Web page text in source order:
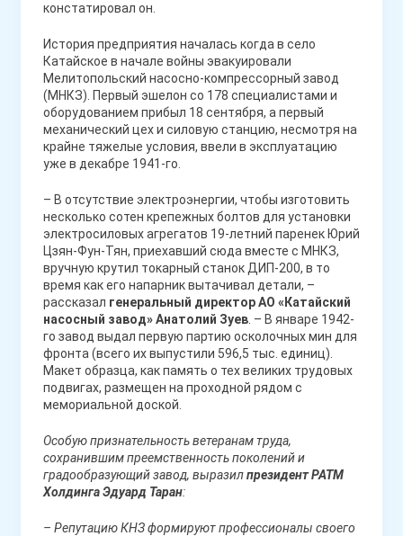
констатировал он.
История предприятия началась когда в село
Катайское в начале войны эвакуировали
Мелитопольский насосно-компрессорный завод
(МНКЗ). Первый эшелон со 178 специалистами и
оборудованием прибыл 18 сентября, а первый
механический цех и силовую станцию, несмотря на
крайне тяжелые условия, ввели в эксплуатацию
уже в декабре 1941-го.
– В отсутствие электроэнергии, чтобы изготовить
несколько сотен крепежных болтов для установки
электросиловых агрегатов 19-летний паренек Юрий
Цзян-Фун-Тян, приехавший сюда вместе с МНКЗ,
вручную крутил токарный станок ДИП-200, в то
время как его напарник вытачивал детали, –
рассказал генеральный директор АО «Катайский
насосный завод» Анатолий Зуев . – В январе 1942-
го завод выдал первую партию осколочных мин для
фронта (всего их выпустили 596,5 тыс. единиц).
Макет образца, как память о тех великих трудовых
подвигах, размещен на проходной рядом с
мемориальной доской.
Особую признательность ветеранам труда,
сохранившим преемственность поколений и
градообразующий завод, выразилпрезидент РАТМ
Холдинга Эдуард Таран:
– Репутацию КНЗ формируют профессионалы своего